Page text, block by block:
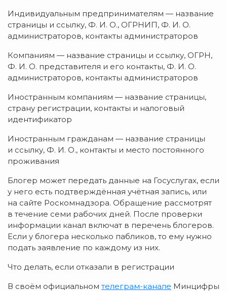
Индивидуальным предпринимателям — название
страницы и ссылку, Ф. И. О., ОГРНИП, Ф. И. О.
администраторов, контакты администраторов
Компаниям — название страницы и ссылку, ОГРН,
Ф. И. О. представителя и его контакты, Ф. И. О.
администраторов, контакты администраторов
Иностранным компаниям — название страницы,
страну регистрации, контакты и налоговый
идентификатор
Иностранным гражданам — название страницы
и ссылку, Ф. И. О., контакты и место постоянного
проживания
Блогер может передать данные на Госуслугах, если
у него есть подтверждённая учётная запись, или
на сайте Роскомнадзора. Обращение рассмотрят
в течение семи рабочих дней. После проверки
информации канал включат в перечень блогеров.
Если у блогера несколько пабликов, то ему нужно
подать заявление по каждому из них.
Что делать, если отказали в регистрации
В своём официальномтелеграм-канале Минцифры